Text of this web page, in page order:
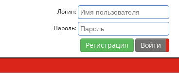
Логин:
Пароль:
Регистрация